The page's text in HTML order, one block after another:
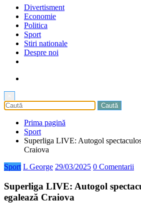
Divertisment
Economie
Politica
Sport
Stiri nationale
Despre noi
Prima pagină
Sport
Superliga LIVE: Autogol
Craiova
Sport L George 29/03/2025 0 Comentarii
Superliga LIVE: Autogol
egalează Craiova